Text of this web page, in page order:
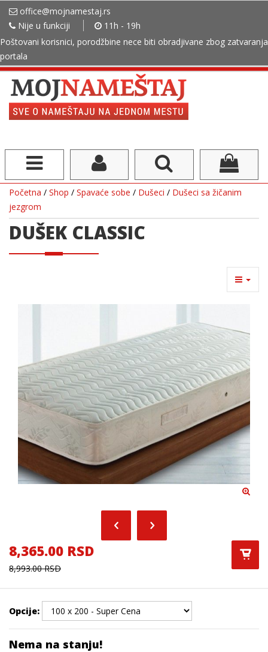
office@mojnamestaj.rs
Nije u funkciji
11h - 19h
Poštovani korisnici, porodžbine nece biti obradjivane zbog zatvaranja
portala
Početna / Shop / Spavaće sobe / Dušeci / Dušeci sa žičanim
jezgrom
DUŠEK CLASSIC
8,365.00 RSD
8,993.00 RSD
Opcije:
Nema na stanju!